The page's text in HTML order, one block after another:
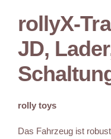
rollyX-
JD,
rolly toys
Das Fahrzeug ist